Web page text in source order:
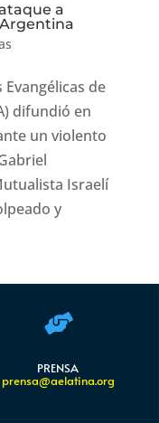
a
de
difundió en
un violento
Israelí
y

PRENSA
prensa@aelatina.org